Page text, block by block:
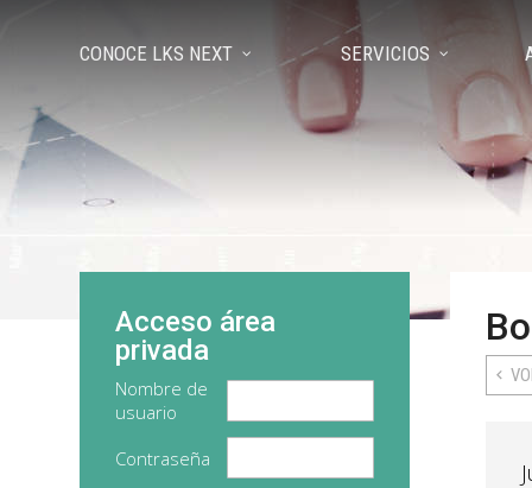
CONOCE LKS NEXT SERVICIOS
Acceso área
privada
Nombre de
usuario
Contraseña